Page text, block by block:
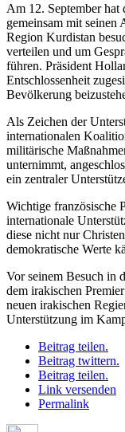
Am 12. September hat
gemeinsam mit seinen
Region Kurdistan
verteilen und um
führen. Präsident
Entschlossenheit
Bevölkerung
Als Zeichen der
internationalen
militärische
unternimmt,
ein zentraler
Wichtige französische
internationale
diese nicht nur
demokratische Werte
Vor seinem Besuch in
dem irakischen
neuen irakischen
Unterstützung im
Beitrag teilen.
Beitrag twittern.
Beitrag teilen.
Link versenden
Permalink